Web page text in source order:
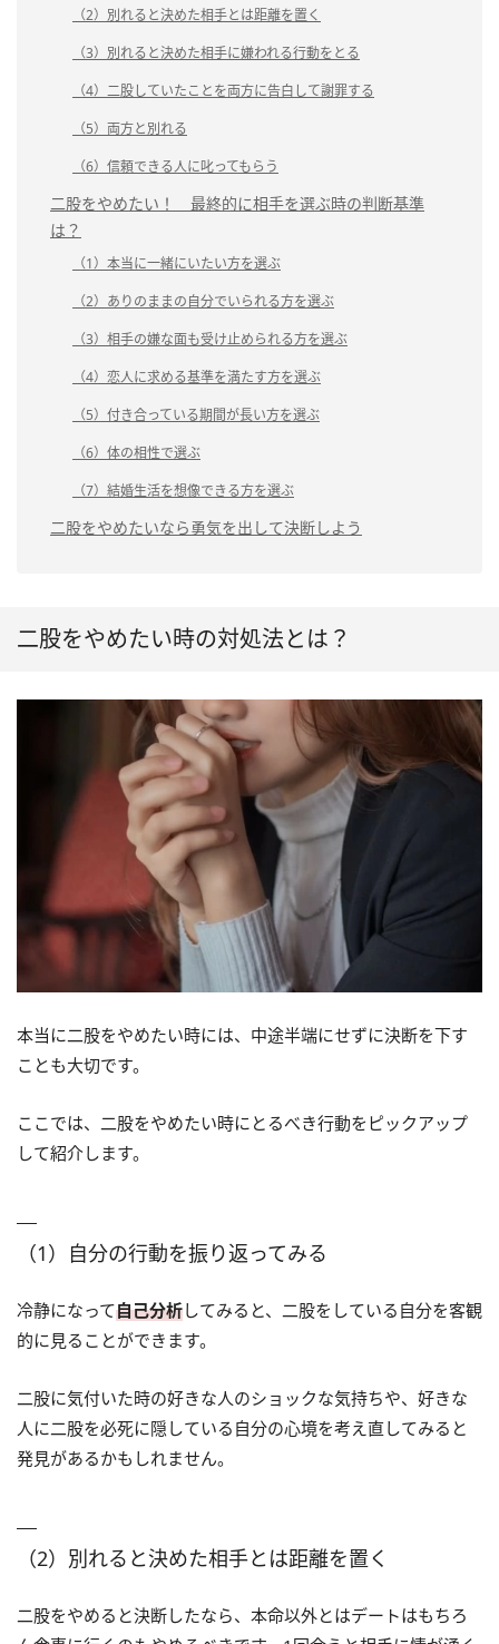
（2）別れると決めた相手とは距離を置く
（3）別れると決めた相手に嫌われる行動をとる
（4）二股していたことを両方に告白して謝罪する
（5）両方と別れる
（6）信頼できる人に叱ってもらう
二股をやめたい！ 最終的に相手を選ぶ時の判断基準
は？
（1）本当に一緒にいたい方を選ぶ
（2）ありのままの自分でいられる方を選ぶ
（3）相手の嫌な面も受け止められる方を選ぶ
（4）恋人に求める基準を満たす方を選ぶ
（5）付き合っている期間が長い方を選ぶ
（6）体の相性で選ぶ
（7）結婚生活を想像できる方を選ぶ
二股をやめたいなら勇気を出して決断しよう
二股をやめたい時の対処法とは？
本当に二股をやめたい時には、中途半端にせずに決断を下す
ことも大切です。
ここでは、二股をやめたい時にとるべき行動をピックアップ
して紹介します。
（1）自分の行動を振り返ってみる
冷静になって自己分析してみると、二股をしている自分を客観
的に見ることができます。
二股に気付いた時の好きな人のショックな気持ちや、好きな
人に二股を必死に隠している自分の心境を考え直してみると
発見があるかもしれません。
（2）別れると決めた相手とは距離を置く
二股をやめると決断したなら、本命以外とはデートはもちろ